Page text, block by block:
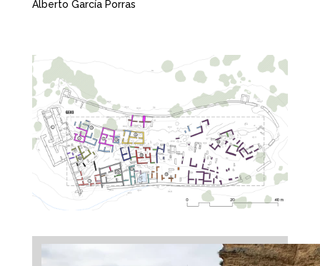
Alberto García Porras